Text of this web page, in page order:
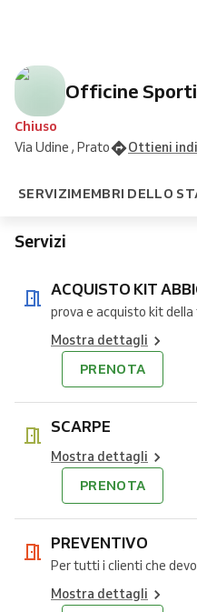
Officine
Chiuso
Via Udine , Prato
Ottieni
SERVIZIMEMBRI DELLO
Servizi
ACQUISTO KIT
prova e acquisto kit
Mostra dettagli
PRENOTA
SCARPE
Mostra dettagli
PRENOTA
PREVENTIVO
Per tutti i clienti che
Mostra dettagli
DI